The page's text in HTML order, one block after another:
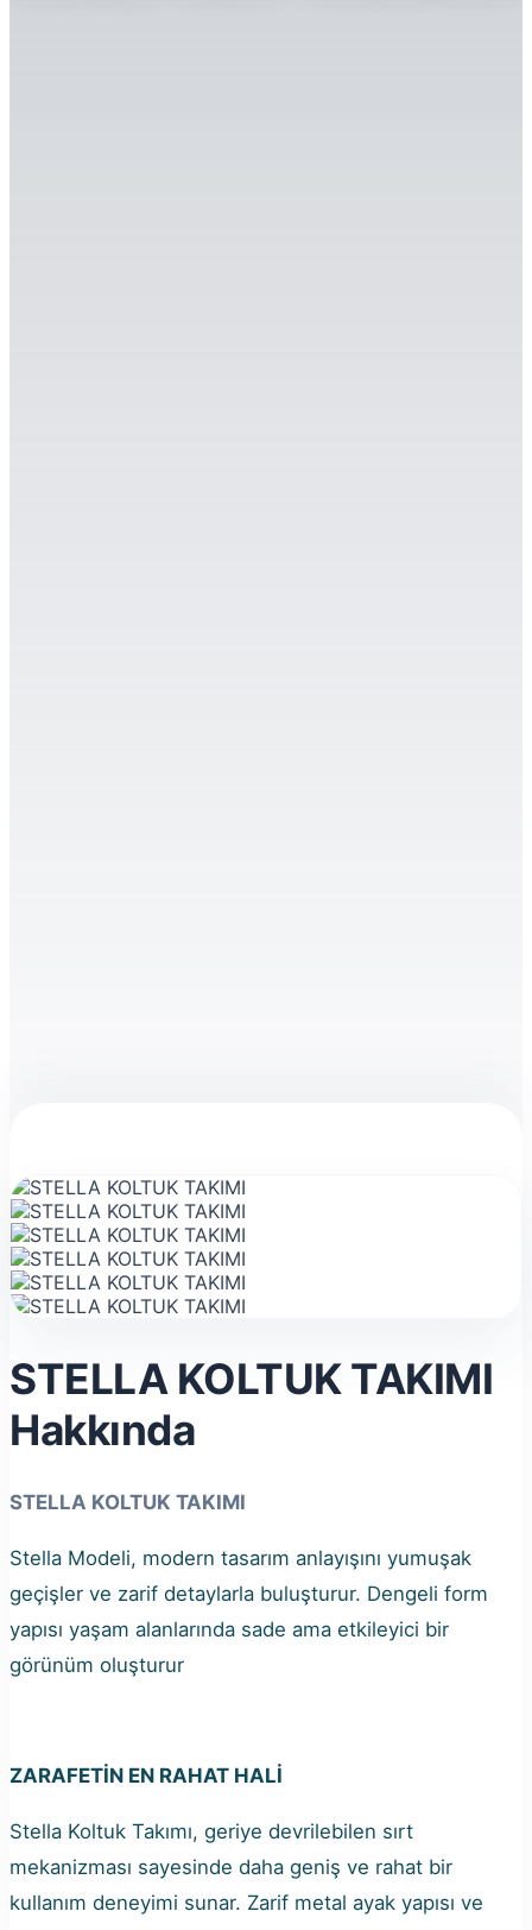
STELLA KOLTUK TAKIMI
Hakkında
STELLA KOLTUK TAKIMI
Stella Modeli, modern tasarım anlayışını yumuşak
geçişler ve zarif detaylarla buluşturur. Dengeli form
yapısı yaşam alanlarında sade ama etkileyici bir
görünüm oluşturur
ZARAFETİN EN RAHAT HALİ
Stella Koltuk Takımı, geriye devrilebilen sırt
mekanizması sayesinde daha geniş ve rahat bir
kullanım deneyimi sunar. Zarif metal ayak yapısı ve